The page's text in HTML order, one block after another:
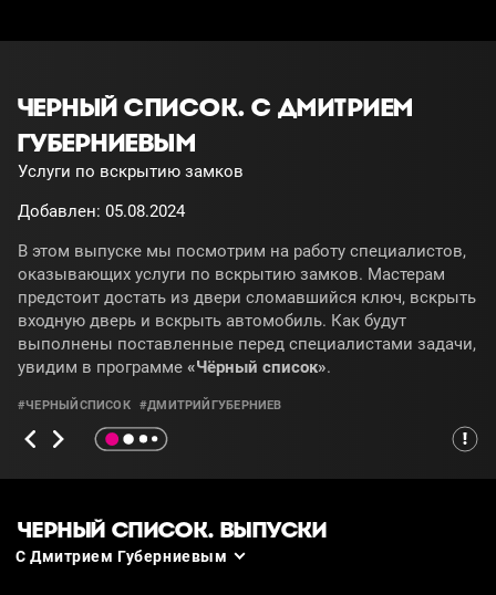
ЧЕРНЫЙ СПИСОК. С ДМИТРИЕМ
ГУБЕРНИЕВЫМ
Услуги по вскрытию замков
Добавлен: 05.08.2024
В этом выпуске мы посмотрим на работу специалистов,
оказывающих услуги по вскрытию замков. Мастерам
предстоит достать из двери сломавшийся ключ, вскрыть
входную дверь и вскрыть автомобиль. Как будут
выполнены поставленные перед специалистами задачи,
увидим в программе «Чёрный список».
#ЧЕРНЫЙСПИСОК #ДМИТРИЙГУБЕРНИЕВ
ЧЕРНЫЙ СПИСОК. ВЫПУСКИ
С Дмитрием Губерниевым